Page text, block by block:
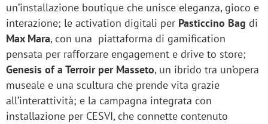
un’installazione boutique che unisce eleganza, gioco e
interazione; le activation digitali per Pasticcino Bag di
Max Mara, con una piattaforma di gamification
pensata per rafforzare engagement e drive to store;
Genesis of a Terroir per Masseto, un ibrido tra un’opera
museale e una scultura che prende vita grazie
all’interattività; e la campagna integrata con
installazione per CESVI, che connette contenuto